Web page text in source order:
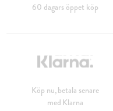
60 dagars öppet köp
Köp nu, betala senare
med Klarna